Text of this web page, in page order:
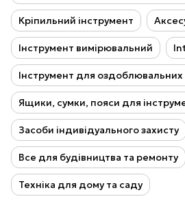
Кріпильний інструмент
Інструмент вимірювальний
Інструмент для оздоблювальних
Ящики, сумки, пояси для
Засоби індивідуального захисту
Все для будівництва та ремонту
Техніка для дому та саду